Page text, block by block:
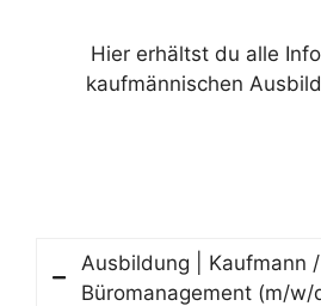
Hier erhältst du alle
kaufmännischen
Ausbildung | Kaufmann
Büromanagement (m/w/